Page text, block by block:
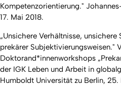
Kompetenzorientierung."
17. Mai 2018.
„Unsichere Verhältnisse,
prekärer Subjektivierungsweisen."
Doktorand*innenworkshops
der IGK Leben und Arbeit in
Humboldt Universität zu Berlin, 25.